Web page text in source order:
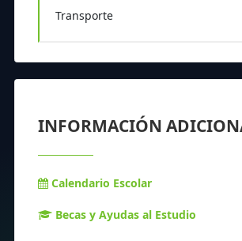
Transporte
INFORMACIÓN
Calendario Escolar
Becas y Ayudas al Estudio